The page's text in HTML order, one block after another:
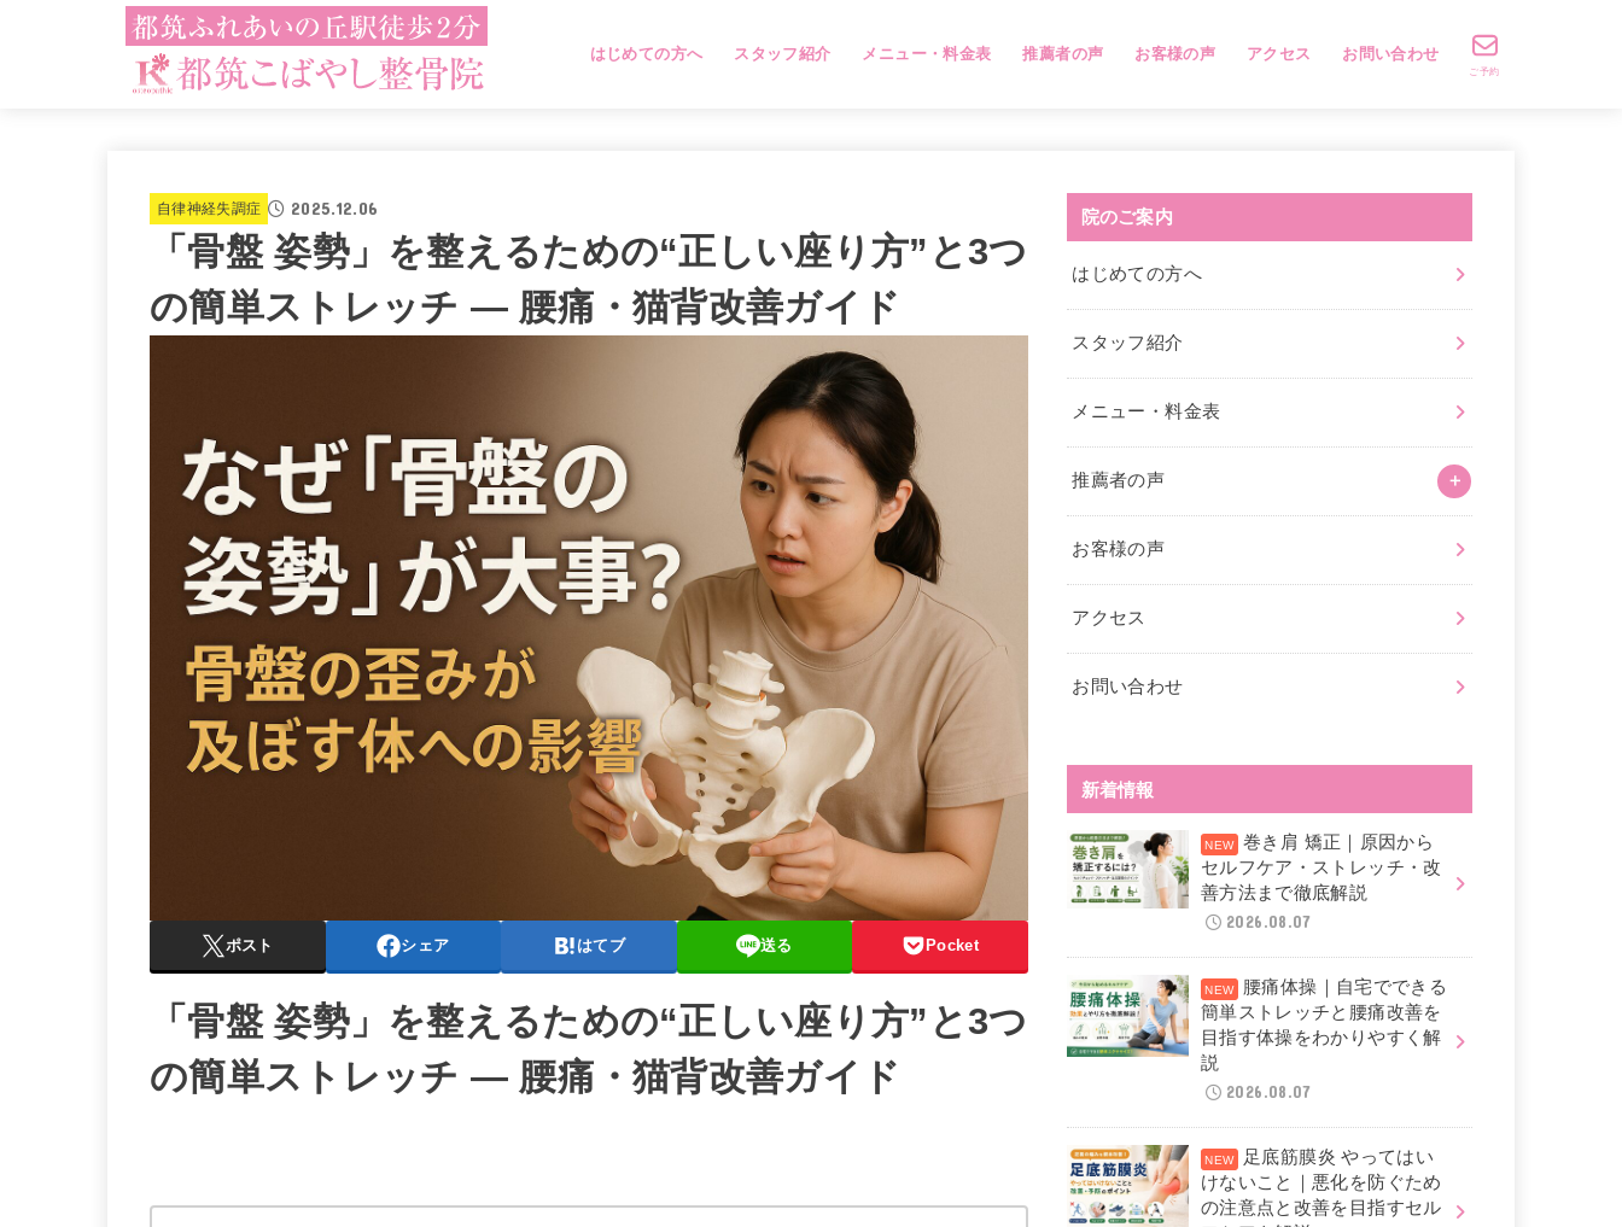
はじめての方へ スタッフ紹介 メニュー・料金表 推薦者の声 お客様の声 アクセス お問い合わせ
ご予約
自律神経失調症 2025.12.06
「骨盤 姿勢」を整えるための“正しい座り方”と3つ
の簡単ストレッチ — 腰痛・猫背改善ガイド
ポスト シェア はてブ 送る Pocket
「骨盤 姿勢」を整えるための“正しい座り方”と3つ
の簡単ストレッチ — 腰痛・猫背改善ガイド
院のご案内
はじめての方へ
スタッフ紹介
メニュー・料金表
推薦者の声
お客様の声
アクセス
お問い合わせ
新着情報
巻き肩 矯正｜原因から
セルフケア・ストレッチ・改
善方法まで徹底解説
2026.08.07
腰痛体操｜自宅でできる
簡単ストレッチと腰痛改善を
目指す体操をわかりやすく解
説
2026.08.07
足底筋膜炎 やってはい
けないこと｜悪化を防ぐため
の注意点と改善を目指すセル